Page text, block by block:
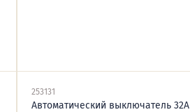
253131
Автоматический выключатель 32А